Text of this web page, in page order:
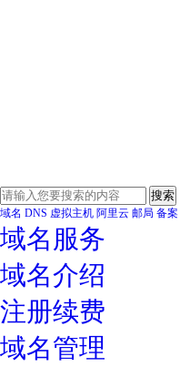
域名 DNS 虚拟主机 阿里云 邮局 备案
域名服务
域名介绍
注册续费
域名管理